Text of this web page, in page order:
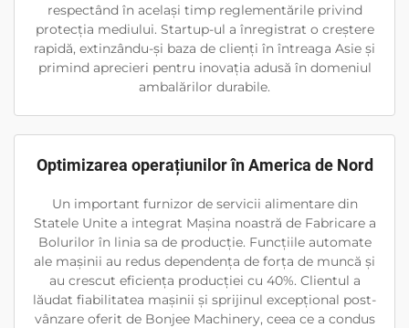
respectând în același timp reglementările privind
protecția mediului. Startup-ul a înregistrat o creștere
rapidă, extinzându-și baza de clienți în întreaga Asie și
primind aprecieri pentru inovația adusă în domeniul
ambalărilor durabile.
Optimizarea operațiunilor în America de Nord
Un important furnizor de servicii alimentare din
Statele Unite a integrat Mașina noastră de Fabricare a
Bolurilor în linia sa de producție. Funcțiile automate
ale mașinii au redus dependența de forța de muncă și
au crescut eficiența producției cu 40%. Clientul a
lăudat fiabilitatea mașinii și sprijinul excepțional post-
vânzare oferit de Bonjee Machinery, ceea ce a condus